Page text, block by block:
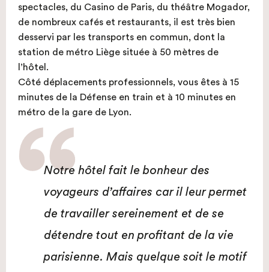
spectacles, du Casino de Paris, du théâtre Mogador,
de nombreux cafés et restaurants, il est très bien
desservi par les transports en commun, dont la
station de métro Liège située à 50 mètres de
l’hôtel.
Côté déplacements professionnels, vous êtes à 15
minutes de la Défense en train et à 10 minutes en
métro de la gare de Lyon.
Notre hôtel fait le bonheur des
voyageurs d’affaires car il leur permet
de travailler sereinement et de se
détendre tout en profitant de la vie
parisienne. Mais quelque soit le motif